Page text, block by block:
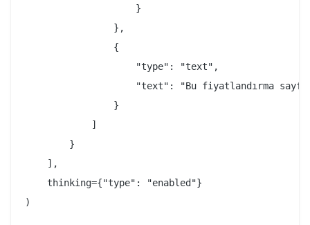
                    }
                },
                {
                    "type": "text",
"text": "Bu fiyatlandırma
                }
            ]
        }
    ],
    thinking={"type": "enabled"}
)